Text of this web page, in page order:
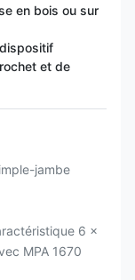
en bois ou sur
et de
jambe
6 x
MPA 1670